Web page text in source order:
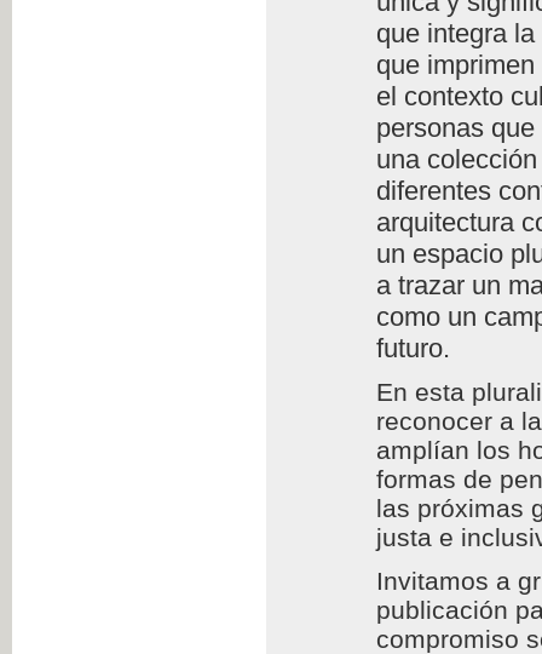
que integra
que
el contexto
personas
una
diferentes
arquitectura
un espacio
a trazar un
como un
futuro.
En esta
reconocer a
amplían los
formas de
las próximas
justa e
Invitamos a
publicación
compromiso